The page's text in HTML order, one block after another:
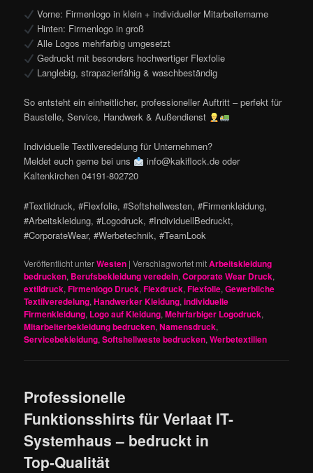
Vorne: Firmenlogo in klein + individueller Mitarbeitername
Hinten: Firmenlogo in groß
Alle Logos mehrfarbig umgesetzt
Gedruckt mit besonders hochwertiger Flexfolie
Langlebig, strapazierfähig & waschbeständig
So entsteht ein einheitlicher, professioneller Auftritt – perfekt für
Baustelle, Service, Handwerk & Außendienst
Individuelle Textilveredelung für Unternehmen?
Meldet euch gerne bei uns
info@kakiflock.de oder
Kaltenkirchen 04191-802720
#Textildruck, #Flexfolie, #Softshellwesten, #Firmenkleidung,
#Arbeitskleidung, #Logodruck, #IndividuellBedruckt,
#CorporateWear, #Werbetechnik, #TeamLook
Veröffentlicht unterWesten |Verschlagwortet mitArbeitskleidung
bedrucken, Berufsbekleidung veredeln,Corporate Wear Druck,
extildruck,Firmenlogo Druck,Flexdruck,Flexfolie,Gewerbliche
Textilveredelung,Handwerker Kleidung,individuelle
Firmenkleidung, Logo auf Kleidung,Mehrfarbiger Logodruck,
Mitarbeiterbekleidung bedrucken,Namensdruck,
Servicebekleidung,Softshellweste bedrucken,Werbetextilien
Professionelle
Funktionsshirts für Verlaat IT-
Systemhaus – bedruckt in
Top-Qualität